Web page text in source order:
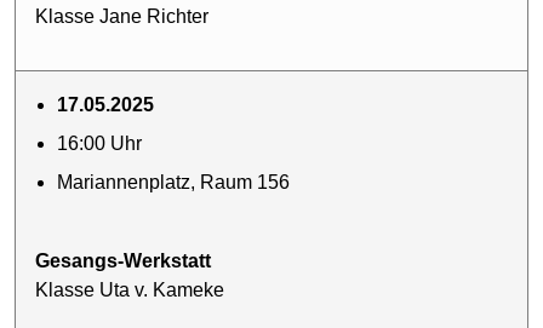
Klasse Jane Richter
17.05.2025
16:00 Uhr
Mariannenplatz, Raum 156
Gesangs-Werkstatt
Klasse Uta v. Kameke